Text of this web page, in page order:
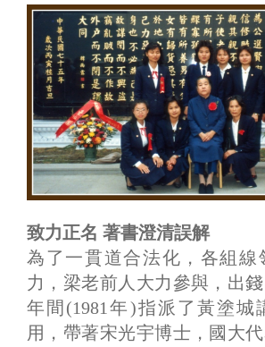
致力正名 著書澄清誤解
為了一貫道合法化，各組線
力，梁老前人大力參與，出
年間(1981年)指派了黃塗城
用，帶著宋光宇博士，國大